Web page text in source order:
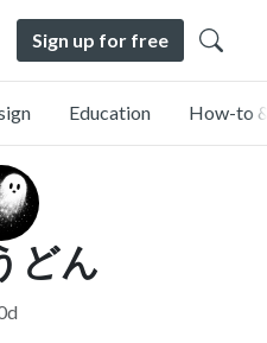
Sign up for free
Education How-to
どん